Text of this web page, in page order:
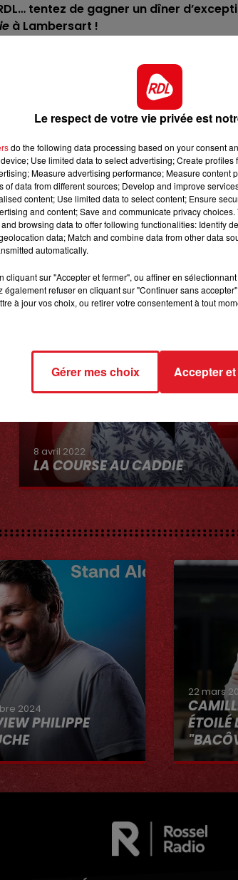
tentez de gagner un dîner
à Lambersart !
passionnés et des saveurs qui
avec Anthony pour jouer au
0,80€/min)
SMS)
8 avril 2022
LA COURSE AU CADDIE
2024
PHILIPPE
22 mars
ÉTOILÉ
Au
Le respect de votre vie privée est
do the following data processing based on your consent
Use limited data to select advertising; Create
Measure advertising performance; Measure content
of data from different sources; Develop and improve
content; Use limited data to select content; Ensure
and content; Save and communicate privacy
browsing data to offer following functionalities: Identify
data; Match and combine data from other data
automatically.
cliquant sur "Accepter et fermer", ou affiner en
également refuser en cliquant sur "Continuer sans
à jour vos choix, ou retirer votre consentement à tout
Gérer mes choix Accepter